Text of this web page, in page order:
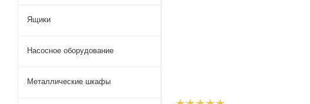
Ящики
Насосное оборудование
Металлические шкафы